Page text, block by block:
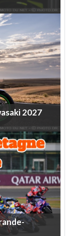
2027